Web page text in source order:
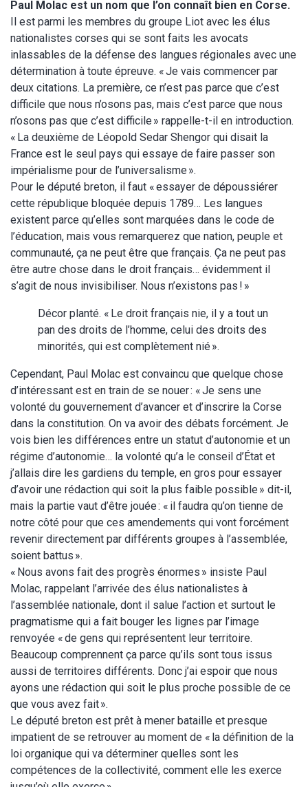
Paul Molac est un nom que l’on connaît bien en Corse.
Il est parmi les membres du groupe Liot avec les élus
nationalistes corses qui se sont faits les avocats
inlassables de la défense des langues régionales avec une
détermination à toute épreuve. « Je vais commencer par
deux citations. La première, ce n’est pas parce que c’est
difficile que nous n’osons pas, mais c’est parce que nous
n’osons pas que c’est difficile » rappelle-t-il en introduction.
« La deuxième de Léopold Sedar Shengor qui disait la
France est le seul pays qui essaye de faire passer son
impérialisme pour de l’universalisme ».
Pour le député breton, il faut « essayer de dépoussiérer
cette république bloquée depuis 1789… Les langues
existent parce qu’elles sont marquées dans le code de
l’éducation, mais vous remarquerez que nation, peuple et
communauté, ça ne peut être que français. Ça ne peut pas
être autre chose dans le droit français… évidemment il
s’agit de nous invisibiliser. Nous n’existons pas ! »
Décor planté. « Le droit français nie, il y a tout un
pan des droits de l’homme, celui des droits des
minorités, qui est complètement nié ».
Cependant, Paul Molac est convaincu que quelque chose
d’intéressant est en train de se nouer : « Je sens une
volonté du gouvernement d’avancer et d’inscrire la Corse
dans la constitution. On va avoir des débats forcément. Je
vois bien les différences entre un statut d’autonomie et un
régime d’autonomie… la volonté qu’a le conseil d’État et
j’allais dire les gardiens du temple, en gros pour essayer
d’avoir une rédaction qui soit la plus faible possible » dit-il,
mais la partie vaut d’être jouée : « il faudra qu’on tienne de
notre côté pour que ces amendements qui vont forcément
revenir directement par différents groupes à l’assemblée,
soient battus ».
« Nous avons fait des progrès énormes » insiste Paul
Molac, rappelant l’arrivée des élus nationalistes à
l’assemblée nationale, dont il salue l’action et surtout le
pragmatisme qui a fait bouger les lignes par l’image
renvoyée « de gens qui représentent leur territoire.
Beaucoup comprennent ça parce qu’ils sont tous issus
aussi de territoires différents. Donc j’ai espoir que nous
ayons une rédaction qui soit le plus proche possible de ce
que vous avez fait ».
Le député breton est prêt à mener bataille et presque
impatient de se retrouver au moment de « la définition de la
loi organique qui va déterminer quelles sont les
compétences de la collectivité, comment elle les exerce